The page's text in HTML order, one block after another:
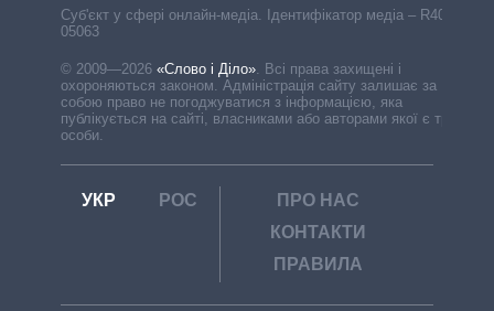
Cуб'єкт у сфері онлайн-медіа. Ідентифікатор медіа – R40-
05063
© 2009—2026 «Слово і Діло». Всі права захищені і
охороняються законом. Адміністрація сайту залишає за
собою право не погоджуватися з інформацією, яка
публікується на сайті, власниками або авторами якої є треті
особи.
УКР РОС
ПРО НАС
КОНТАКТИ
ПРАВИЛА